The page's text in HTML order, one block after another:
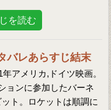
を読む
バレあらすじ結末
アメリカ,ドイツ映画。
ョンに参加したバーネ
ト。ロケットは順調に